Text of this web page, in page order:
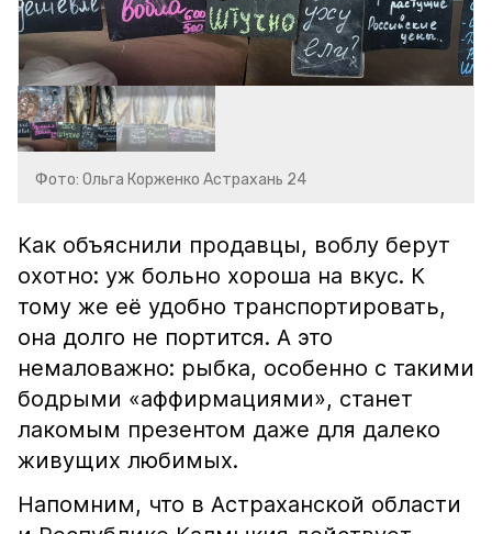
Фото: Ольга Корженко Астрахань 24
Как объяснили продавцы, воблу берут
охотно: уж больно хороша на вкус. К
тому же её удобно транспортировать,
она долго не портится. А это
немаловажно: рыбка, особенно с такими
бодрыми «аффирмациями», станет
лакомым презентом даже для далеко
живущих любимых.
Напомним, что в Астраханской области